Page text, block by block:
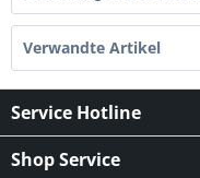
Verwandte Artikel
Service Hotline
Shop Service